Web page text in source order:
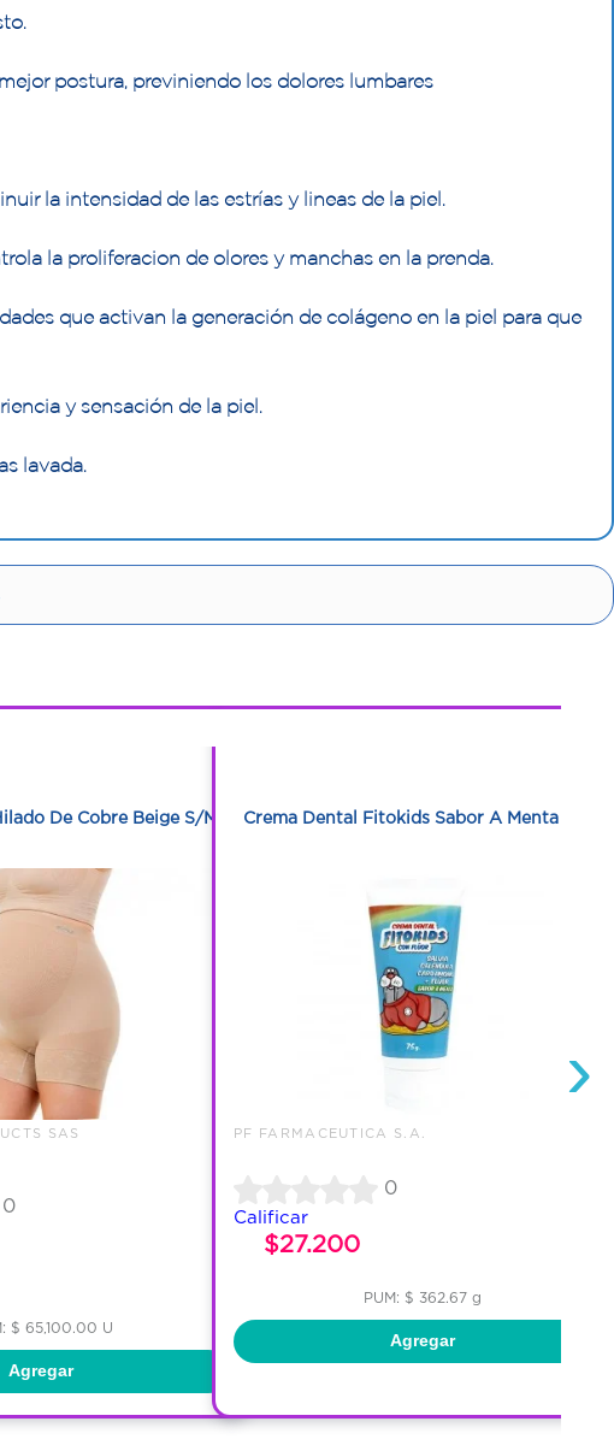
postura, previniendo los dolores lumbares
la intensidad de las estrías y lineas de la piel.
la proliferacion de olores y manchas en la prenda.
que activan la generación de colágeno en la piel para que
y sensación de la piel.
lavada.
De Cobre Beige S/M
SAS
0
$ 65,100.00 U
Agregar
Crema Dental Fitokids Sabor A Menta 75 G
PF FARMACEUTICA S.A.
0
Calificar
$27.200
PUM: $ 362.67 g
Agregar
›